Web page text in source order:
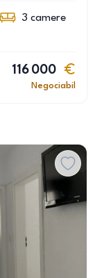
3 camere
116 000
Negociabil